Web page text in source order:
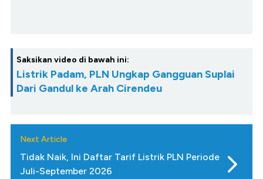
Saksikan video di bawah ini:
Listrik Padam, PLN Ungkap Gangguan Suplai
Dari Gandul ke Arah Cirendeu
Next Article
Tidak Naik, Ini Daftar Tarif Listrik PLN Periode
Juli-September 2026